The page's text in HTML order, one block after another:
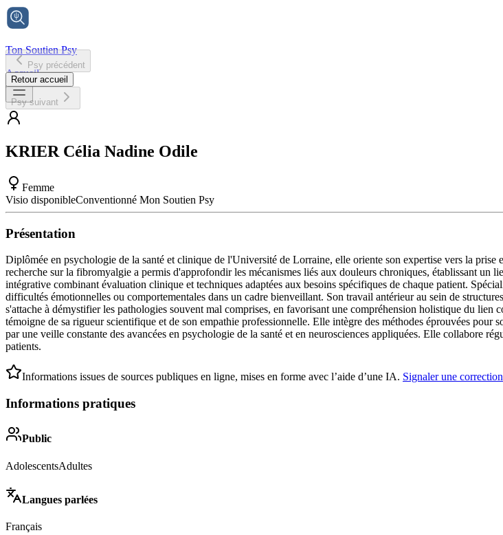
Ton Soutien Psy
Accueil
Psy précédent
Retour accueil
Psy suivant
KRIER Célia Nadine Odile
Femme
Visio disponibleConventionné Mon Soutien Psy
Présentation
Diplômée en psychologie de la santé et clinique de l'Université de Lorraine, elle oriente son expertise vers la
recherche sur la fibromyalgie a permis d'approfondir les mécanismes liés aux douleurs chroniques, établissant
intégrative combinant évaluation clinique et techniques adaptées aux besoins spécifiques de chaque patient.
difficultés émotionnelles ou comportementales dans un cadre bienveillant. Son travail antérieur au sein de
s'attache à démystifier les pathologies souvent mal comprises, en favorisant une compréhension holistique du
témoigne de sa rigueur scientifique et de son empathie professionnelle. Elle intègre des méthodes éprouvées
par une veille constante des avancées en psychologie de la santé et en neurosciences appliquées. Elle collabore
patients.
Informations issues de sources publiques en ligne, mises en forme avec l’aide d’une IA. Signaler une correction
Informations pratiques
Public
AdolescentsAdultes
Langues parlées
Français